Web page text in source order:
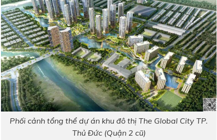
Phối cảnh tổng thể dự án khu đô thị The Global City TP.
Thủ Đức (Quận 2 cũ)